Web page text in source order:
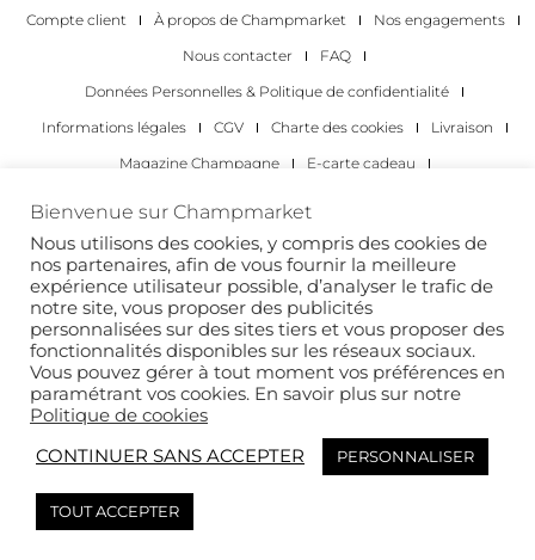
Compte client À propos de Champmarket
Nos engagements
Nous contacter
FAQ
Données Personnelles & Politique de confidentialité
Informations légales
CGV Charte des cookies
Livraison
Magazine Champagne
E-carte cadeau
Les occasions pour déguster du champagne
Pour les particuliers
Pour les entreprises
Copyright 2022 © tous droits réservés. Champmarket.
Bienvenue sur Champmarket
Nous utilisons des cookies, y compris des cookies de
nos partenaires, afin de vous fournir la meilleure
expérience utilisateur possible, d’analyser le trafic de
notre site, vous proposer des publicités
personnalisées sur des sites tiers et vous proposer des
fonctionnalités disponibles sur les réseaux sociaux.
Vous pouvez gérer à tout moment vos préférences en
paramétrant vos cookies. En savoir plus sur notre
Politique de cookies
CONTINUER SANS ACCEPTER
PERSONNALISER
TOUT ACCEPTER